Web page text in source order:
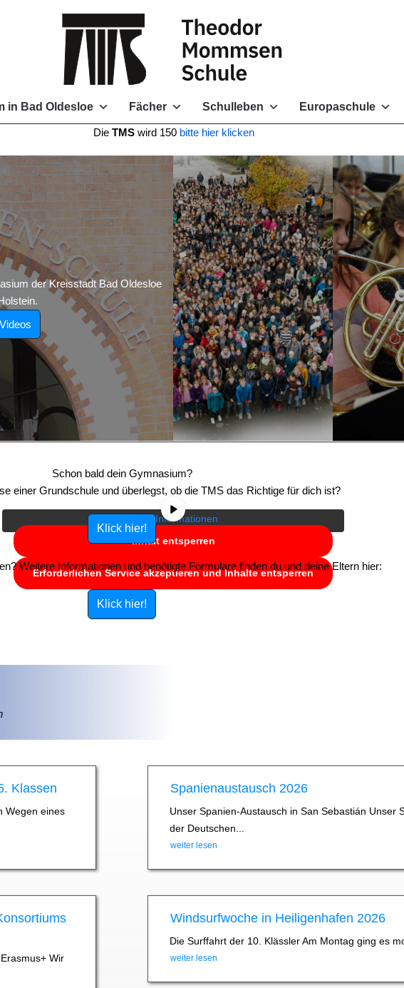
in Bad Oldesloe Fächer Schulleben Europaschule
TMS wird 150 bitte hier klicken
der Kreisstadt Bad Oldesloe
eigentlichen Inhalt zuzugreifen, klicken Sie auf die Schaltfläche unten.
Bitte beachten Sie, dass dabei Daten an Drittanbieter weitergegeben
werden.
Mehr Informationen
Inhalt entsperren
Erforderlichen Service akzeptieren und Inhalte entsperren
Schon bald dein Gymnasium?
einer Grundschule und überlegst, ob die TMS das Richtige für dich ist?
Klick hier!
Weitere Informationen und benötigte Formulare finden du und deine Eltern hier:
Klick hier!
Klassen
Wegen eines
Spanienaustausch 2026
Unser Spanien-Austausch in San Sebastián Unser
der Deutschen...
weiter lesen
Wir
Windsurfwoche in Heiligenhafen 2026
Die Surffahrt der 10. Klässler Am Montag ging es
weiter lesen